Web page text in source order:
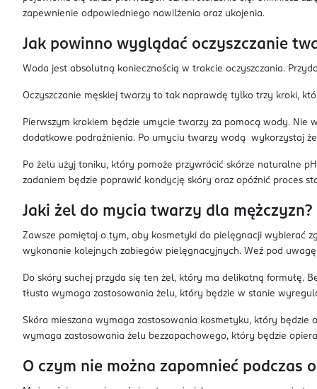
zapewnienie odpowiedniego nawilżenia oraz ukojenia.
Jak powinno wyglądać oczyszczanie
Woda jest absolutną koniecznością w trakcie oczyszczania.
Oczyszczanie męskiej twarzy to tak naprawdę tylko trzy kroki,
Pierwszym krokiem będzie umycie twarzy za pomocą wody.
dodatkowe podrażnienia. Po umyciu twarzy wodą wykorzystaj
Po żelu użyj toniku, który pomoże przywrócić skórze naturalne
zadaniem będzie poprawić kondycję skóry oraz opóźnić proces
Jaki żel do mycia twarzy dla mężczyzn?
Zawsze pamiętaj o tym, aby kosmetyki do pielęgnacji wybierać
wykonanie kolejnych zabiegów pielęgnacyjnych. Weź pod
Do skóry suchej przyda się ten żel, który ma delikatną formułę.
tłusta wymaga zastosowania żelu, który będzie w stanie
Skóra mieszana wymaga zastosowania kosmetyku, który
wymaga zastosowania żelu bezzapachowego, który będzie
O czym nie można zapomnieć podczas